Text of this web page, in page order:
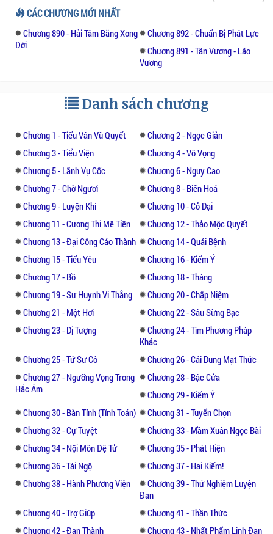
cũng không có năng khiếu tu kiếm... hắn
thích trồng cây và luyện đan... trên hết là Tả
Mạc thích kiếm tiền.... nhưng hắn cũng hiểu
là nếu không đủ thực lực thì sẽ không bao
giờ hắn tìm lại được trí nhớ... không bao giờ
chết cũng phải luyện...
CÁC CHƯƠNG MỚI NHẤT
Chương 890 - Hải Tâm Băng Xong
Đời
Chương 892 - Chuẩn Bị Phát Lực
Chương 891 - Tân Vương - Lão
Vương
Danh sách chương
Chương 1 - Tiểu Vân Vũ Quyết
Chương 2 - Ngọc Giản
Chương 3 - Tiểu Viện
Chương 4 - Vô Vọng
Chương 5 - Lãnh Vụ Cốc
Chương 6 - Nguy Cao
Chương 7 - Chờ Ngươi
Chương 8 - Biến Hoá
Chương 9 - Luyện Khí
Chương 10 - Cỏ Dại
Chương 11 - Cương Thi Mê Tiền
Chương 12 - Thảo Mộc Quyết
Chương 13 - Đại Công Cáo Thành
Chương 14 - Quái Bệnh
Chương 15 - Tiểu Yêu
Chương 16 - Kiếm Ý
Chương 17 - Bồ
Chương 18 - Tháng
Chương 19 - Sư Huynh Vi Thắng
Chương 20 - Chấp Niệm
Chương 21 - Một Hơi
Chương 22 - Sâu Sừng Bạc
Chương 23 - Dị Tượng
Chương 24 - Tìm Phương Pháp
Khác
Chương 25 - Tứ Sư Cô
Chương 26 - Cải Dung Mạt Thức
Chương 27 - Ngưỡng Vọng Trong
Hắc Ám
Chương 28 - Bậc Cửa
Chương 29 - Kiếm Ý
Chương 30 - Bàn Tính (Tính Toán)
Chương 31 - Tuyển Chọn
Chương 32 - Cự Tuyệt
Chương 33 - Mầm Xuân Ngọc Bài
Chương 34 - Nội Môn Đệ Tử
Chương 35 - Phát Hiện
Chương 36 - Tái Ngộ
Chương 37 - Hai Kiếm!
Chương 38 - Hành Phương Viện
Chương 39 - Thử Nghiệm Luyện
Đan
Chương 40 - Trợ Giúp
Chương 41 - Thần Thức
Chương 42 - Đan Thành
Chương 43 - Nhất Phẩm Linh Đan